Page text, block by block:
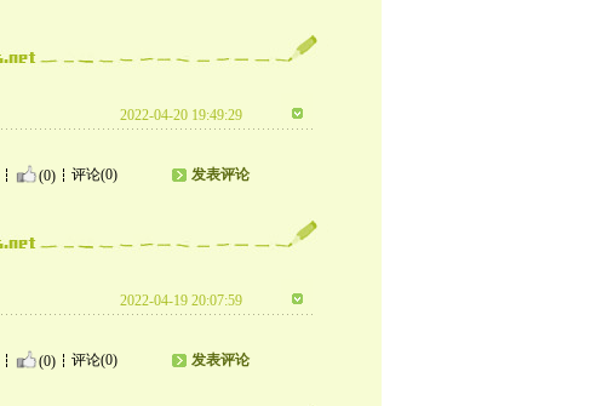
2022-04-20 19:49:29
(0) 评论(0) 发表评论
2022-04-19 20:07:59
(0) 评论(0) 发表评论